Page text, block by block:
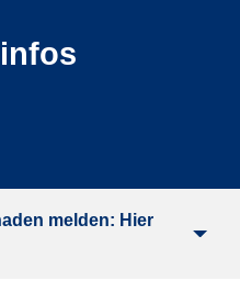
melden: Hier